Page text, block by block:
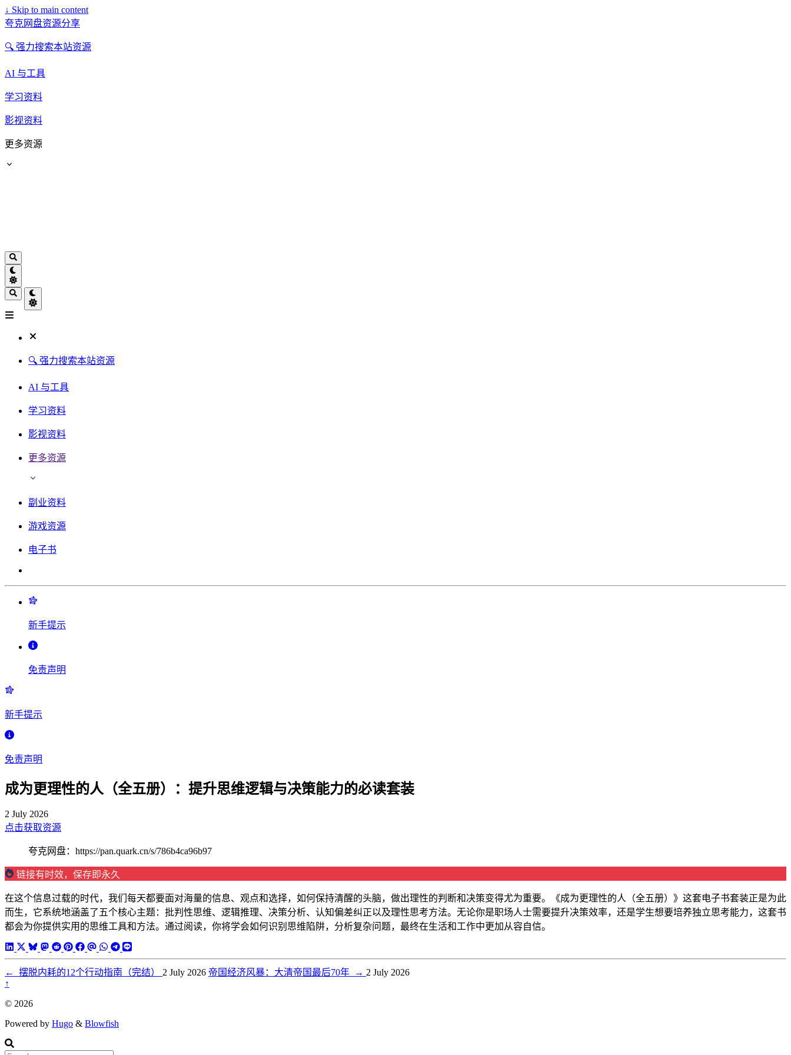
↓ Skip to main content
夸克网盘资源分享
🔍 强力搜索本站资源
AI 与工具
学习资料
影视资料
更多资源
🔍 强力搜索本站资源
AI 与工具
学习资料
影视资料
更多资源
副业资料
游戏资源
电子书
新手提示
免责声明
新手提示
免责声明
成为更理性的人（全五册）：提升思维逻辑与决策能力的必读套装
2 July 2026
点击获取资源
夸克网盘：https://pan.quark.cn/s/786b4ca96b97
链接有时效，保存即永久
在这个信息过载的时代，我们每天都要面对海量的信息、观点和选择，如何保持清醒的头脑，做出理性的判断和决策变得尤为重要。《成为更理性的人（全五册）》这套电子书套装正是为此
而生，它系统地涵盖了五个核心主题：批判性思维、逻辑推理、决策分析、认知偏差纠正以及理性思考方法。无论你是职场人士需要提升决策效率，还是学生想要培养独立思考能力，这套书
都会为你提供实用的思维工具和方法。通过阅读，你将学会如何识别思维陷阱，分析复杂问题，最终在生活和工作中更加从容自信。
← 摆脱内耗的12个行动指南（完结） 2 July 2026 帝国经济风暴：大清帝国最后70年 → 2 July 2026
↑
© 2026
Powered by Hugo & Blowfish